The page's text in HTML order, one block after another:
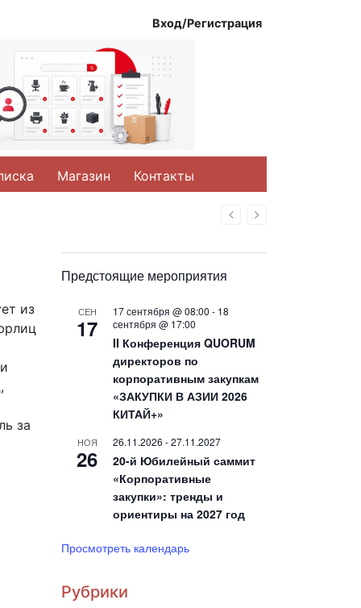
Вход/Регистрация
Магазин Контакты
НазадВперед
из
за
Предстоящие мероприятия
СЕН
17
17 сентября @ 08:00 - 18
сентября @ 17:00
II Конференция QUORUM
директоров по
корпоративным закупкам
«ЗАКУПКИ В АЗИИ 2026
КИТАЙ+»
НОЯ
26
26.11.2026 -27.11.2027
20-й Юбилейный саммит
«Корпоративные
закупки»: тренды и
ориентиры на 2027 год
Просмотреть календарь
Рубрики